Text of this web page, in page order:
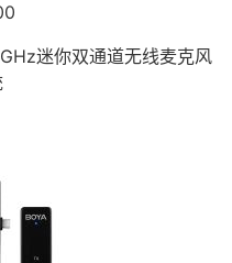
迷你双通道无线麦克风